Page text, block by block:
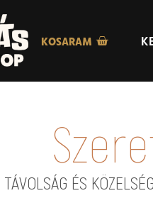
KOSARAM
TÁVOLSÁG ÉS